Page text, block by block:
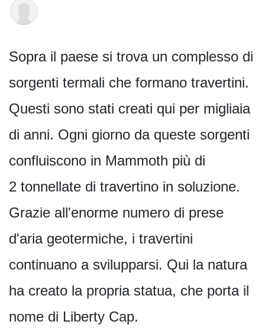
Sopra il paese si trova un complesso di
sorgenti termali che formano travertini.
Questi sono stati creati qui per migliaia
di anni. Ogni giorno da queste sorgenti
confluiscono in Mammoth più di
2 tonnellate di travertino in soluzione.
Grazie all'enorme numero di prese
d'aria geotermiche, i travertini
continuano a svilupparsi. Qui la natura
ha creato la propria statua, che porta il
nome di Liberty Cap.